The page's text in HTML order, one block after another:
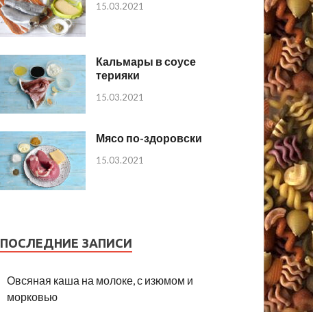
15.03.2021
Кальмары в соусе
терияки
15.03.2021
Мясо по-здоровски
15.03.2021
ПОСЛЕДНИЕ ЗАПИСИ
Овсяная каша на молоке, с изюмом и
морковью